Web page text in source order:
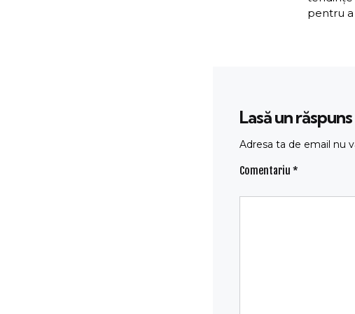
pentru
Lasă un răspuns
Adresa ta de email nu
Comentariu *